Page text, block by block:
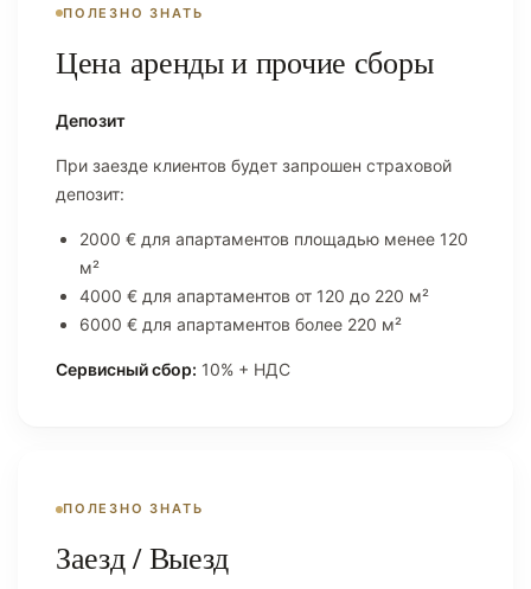
ПОЛЕЗНО ЗНАТЬ
Цена аренды и прочие сборы
Депозит
При заезде клиентов будет запрошен страховой
депозит:
2000 € для апартаментов площадью менее 120
м²
4000 € для апартаментов от 120 до 220 м²
6000 € для апартаментов более 220 м²
Сервисный сбор: 10% + НДС
ПОЛЕЗНО ЗНАТЬ
Заезд / Выезд